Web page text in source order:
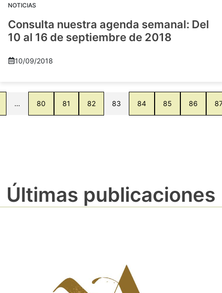
NOTICIAS
Consulta nuestra agenda semanal: Del
10 al 16 de septiembre de 2018
10/09/2018
… 80 81 82 83 84 85 86
Últimas publicaciones